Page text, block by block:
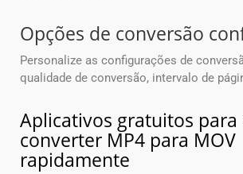
Opções de conversão
Personalize as configurações de
qualidade de conversão, intervalo de
Aplicativos gratuitos para
converter MP4 para MOV
rapidamente